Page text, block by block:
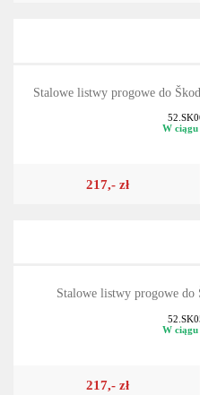
Stalowe listwy progowe do
W
217,- zł
Stalowe listwy progowe do
W
217,- zł